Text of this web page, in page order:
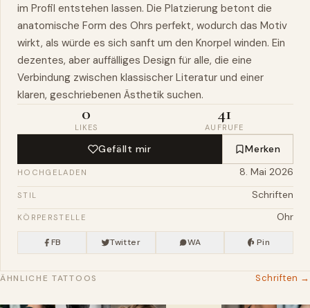
im Profil entstehen lassen. Die Platzierung betont die
anatomische Form des Ohrs perfekt, wodurch das Motiv
wirkt, als würde es sich sanft um den Knorpel winden. Ein
dezentes, aber auffälliges Design für alle, die eine
Verbindung zwischen klassischer Literatur und einer
klaren, geschriebenen Ästhetik suchen.
0
LIKES
41
AUFRUFE
Gefällt mir Merken
HOCHGELADEN 8. Mai 2026
STIL Schriften
KÖRPERSTELLE Ohr
FB Twitter WA Pin
ÄHNLICHE TATTOOS Schriften →